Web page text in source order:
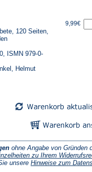
120 Seiten,
ISMN 979-0-
Helmut
9,99€
ohne Angabe von Gründen
zu Ihrem
unsere Hinweise zum